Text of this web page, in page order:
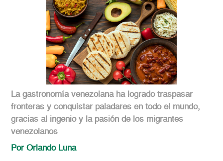
La gastronomía venezolana ha logrado traspasar
fronteras y conquistar paladares en todo el mundo,
gracias al ingenio y la pasión de los migrantes
venezolanos
Por Orlando Luna